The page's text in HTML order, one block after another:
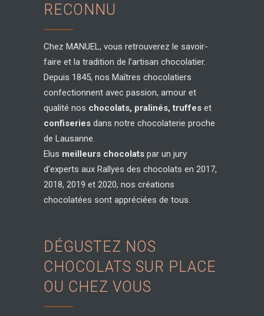
RECONNU
Chez MANUEL, vous retrouverez le savoir-
faire et la tradition de l’artisan chocolatier.
Depuis 1845, nos Maîtres chocolatiers
confectionnent avec passion, amour et
qualité nos chocolats, pralinés, truffes et
confiseries dans notre chocolaterie proche
de Lausanne.
Elus meilleurs chocolats par un jury
d’experts aux Rallyes des chocolats en 2017,
2018, 2019 et 2020, nos créations
chocolatées sont appréciées de tous.
DÉGUSTEZ NOS
CHOCOLATS SUR PLACE
OU CHEZ VOUS